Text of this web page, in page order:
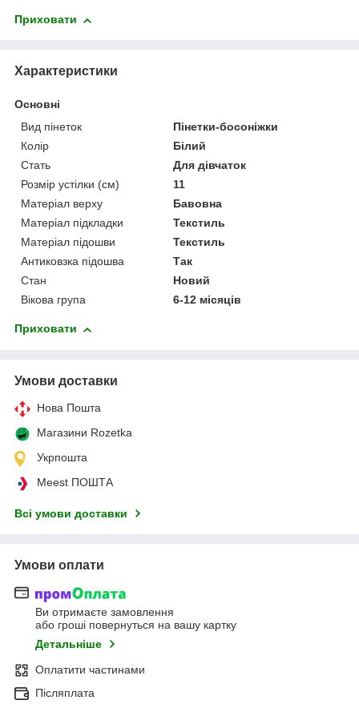
Приховати
Характеристики
Основні
Вид пінеток
Пінетки-босоніжки
Колір
Білий
Стать
Для дівчаток
Розмір устілки (см)
11
Матеріал верху
Бавовна
Матеріал підкладки
Текстиль
Матеріал підошви
Текстиль
Антиковзка підошва
Так
Стан
Новий
Вікова група
6-12 місяців
Приховати
Умови доставки
Нова Пошта
Магазини Rozetka
Укрпошта
Meest ПОШТА
Всі умови доставки
Умови оплати
Ви отримаєте замовлення
або гроші повернуться на вашу картку
Детальніше
Оплатити частинами
Післяплата